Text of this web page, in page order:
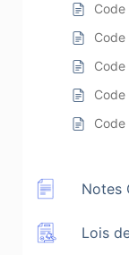
Code
Code
Code
Code
Code
Notes
Lois